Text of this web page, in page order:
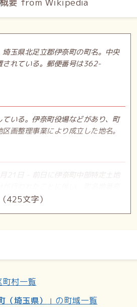
玉県北足立郡伊奈町の町名。中央
されている。郵便番号は362-
いる。伊奈町役場などがあり、町
画整理事業により成立した地名。
21日 - 前日に伊奈町中部特定土地
一部から中央一丁目〜五丁目が成
425文字）
町村一覧
（埼玉県）
」の町域一覧